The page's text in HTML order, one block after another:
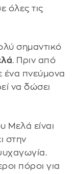
όλες τις
σημαντικό
. Πριν από
ένα πνεύμονα
να δώσει
Μελά είναι
στην
πόροι για